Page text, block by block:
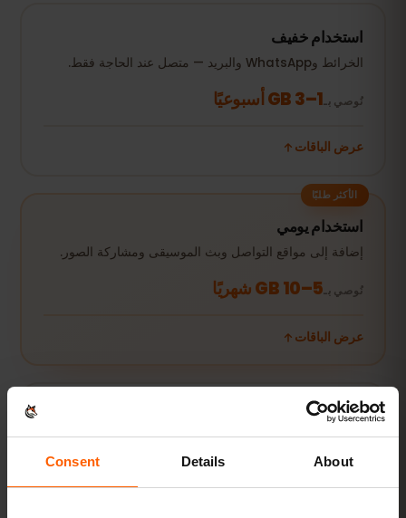
Consent Details About
استخدام خفيف
الخرائط وWhatsApp والبريد — متصل عند الحاجة فقط.
نُوصي بـ1–3 GB أسبوعيًا
عرض الباقات
الأكثر طلبًا
استخدام يومي
إضافة إلى مواقع التواصل وبث الموسيقى ومشاركة الصور.
نُوصي بـ5–10 GB شهريًا
عرض الباقات
البث ونقطة الاتصال
الفيديو ومكالمات الفيديو ومشاركة الإنترنت مع اللابتوب أو
الجهاز اللوحي.
+20 GB أو غير محدود